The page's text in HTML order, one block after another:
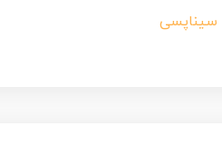
سیناپسی